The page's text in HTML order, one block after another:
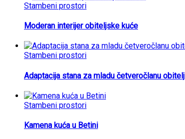
Stambeni prostori
Moderan interijer obiteljske kuće
Stambeni prostori
Adaptacija stana za mladu četveročlanu obitelj
Stambeni prostori
Kamena kuća u Betini